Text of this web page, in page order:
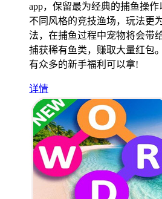
app，保留最为经典的捕鱼操
不同风格的竞技渔场，玩法更
法，在捕鱼过程中宠物将会带
捕获稀有鱼类，赚取大量红包
有众多的新手福利可以拿!
详情